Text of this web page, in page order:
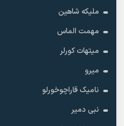
ملیکه شاهین
مهمت الماس
میتهات کورلر
میرو
نامیک قاراچوخورلو
نبی دمیر